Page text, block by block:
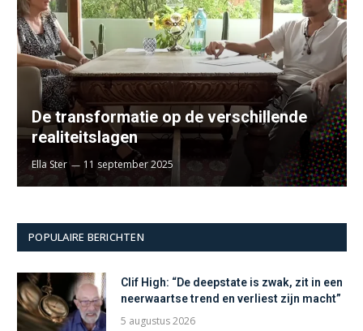
De transformatie op de verschillende
realiteitslagen
Ella Ster 11 september 2025
POPULAIRE BERICHTEN
Clif High: “De deepstate is zwak, zit in een
neerwaartse trend en verliest zijn macht”
5 augustus 2026